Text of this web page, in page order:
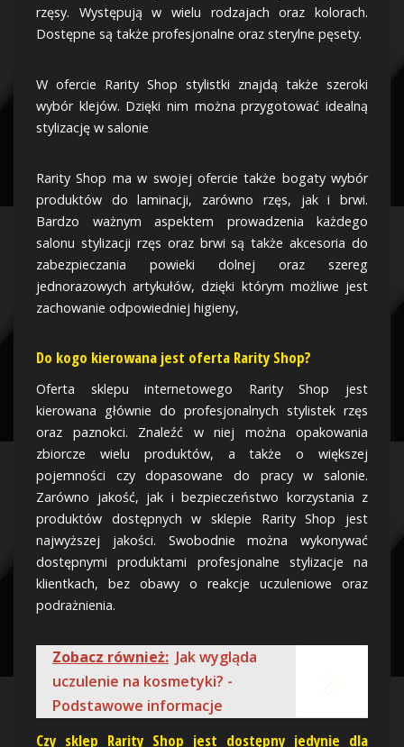
rzęsy. Występują w wielu rodzajach oraz kolorach.
Dostępne są także profesjonalne oraz sterylne pęsety.
W ofercie Rarity Shop stylistki znajdą także szeroki
wybór klejów. Dzięki nim można przygotować idealną
stylizację w salonie
Rarity Shop ma w swojej ofercie także bogaty wybór
produktów do laminacji, zarówno rzęs, jak i brwi.
Bardzo ważnym aspektem prowadzenia każdego
salonu stylizacji rzęs oraz brwi są także akcesoria do
zabezpieczania powieki dolnej oraz szereg
jednorazowych artykułów, dzięki którym możliwe jest
zachowanie odpowiedniej higieny,
Do kogo kierowana jest oferta Rarity Shop?
Oferta sklepu internetowego Rarity Shop jest
kierowana głównie do profesjonalnych stylistek rzęs
oraz paznokci. Znaleźć w niej można opakowania
zbiorcze wielu produktów, a także o większej
pojemności czy dopasowane do pracy w salonie.
Zarówno jakość, jak i bezpieczeństwo korzystania z
produktów dostępnych w sklepie Rarity Shop jest
najwyższej jakości. Swobodnie można wykonywać
dostępnymi produktami profesjonalne stylizacje na
klientkach, bez obawy o reakcje uczuleniowe oraz
podrażnienia.
Zobacz również: Jak wygląda
uczulenie na kosmetyki? -
Podstawowe informacje
Czy sklep Rarity Shop jest dostępny jedynie dla